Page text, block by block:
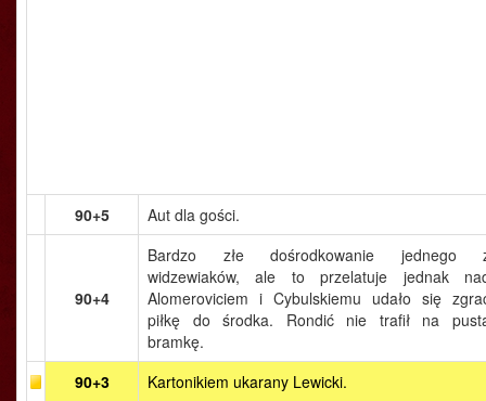
90+5 Aut dla gości.
90+4
Bardzo złe dośrodkowanie jednego
widzewiaków, ale to przelatuje jednak
Alomeroviciem i Cybulskiemu udało się
piłkę do środka. Rondić nie trafił na
bramkę.
90+3
Kartonikiem ukarany Lewicki.